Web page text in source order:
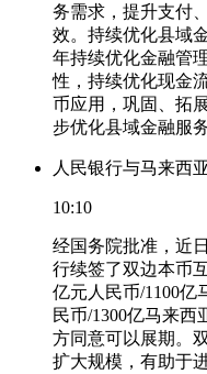
务需求，提升支付
效。持续优化县域
年持续优化金融管
性，持续优化现金
币应用，巩固、拓
步优化县域金融服务
人民银行与马来西
10:10
经国务院批准，近
行续签了双边本币
亿元人民币/1100亿
民币/1300亿马来西
方同意可以展期。
扩大规模，有助于